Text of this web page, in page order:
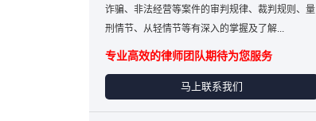
诈骗、非法经营等案件的审判规律、裁判规则、量
刑情节、从轻情节等有深入的掌握及了解...
专业高效的律师团队期待为您服务
马上联系我们